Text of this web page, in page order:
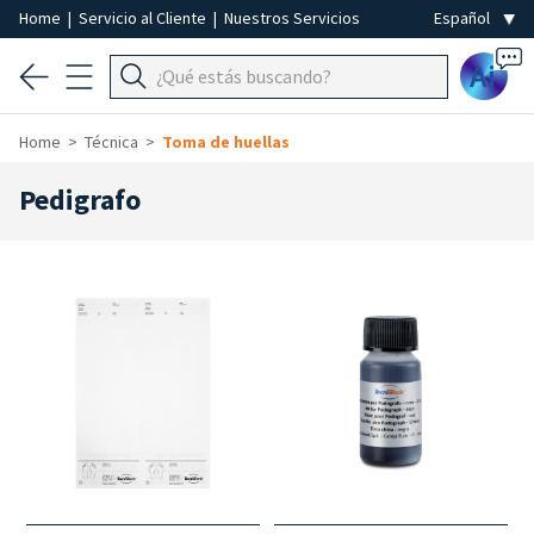
Home | Servicio al Cliente | Nuestros Servicios
Ai
Home Técnica Toma de huellas
Pedigrafo